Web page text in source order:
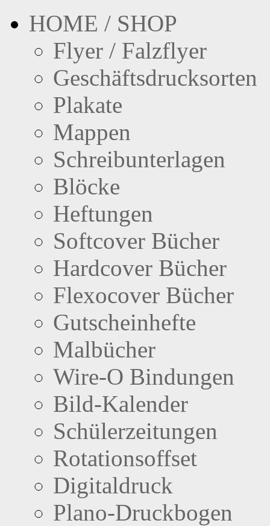
HOME / SHOP
Flyer / Falzflyer
Geschäftsdrucksorten
Plakate
Mappen
Schreibunterlagen
Blöcke
Heftungen
Softcover Bücher
Hardcover Bücher
Flexocover Bücher
Gutscheinhefte
Malbücher
Wire-O Bindungen
Bild-Kalender
Schülerzeitungen
Rotationsoffset
Digitaldruck
Plano-Druckbogen